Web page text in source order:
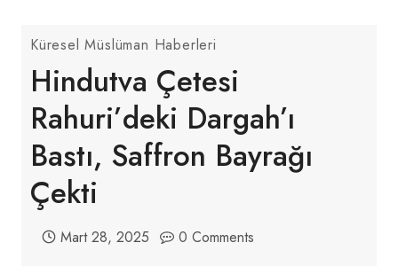
Küresel Müslüman Haberleri
Hindutva Çetesi
Rahuri’deki Dargah’ı
Bastı, Saffron Bayrağı
Çekti
Mart 28, 2025 0 Comments